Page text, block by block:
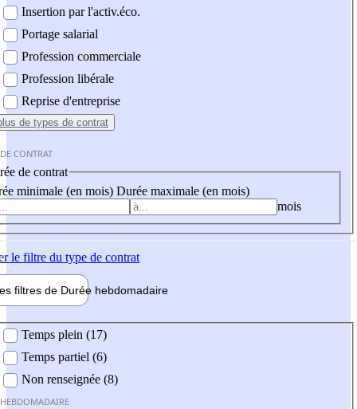
Insertion par l'activ.éco.
Portage salarial
Profession commerciale
Profession libérale
Reprise d'entreprise
de types de contrat
CONTRAT
de contrat
minimale (en mois) Durée maximale (en mois)
mois
le filtre du type de contrat
filtres de Durée hebdomadaire
Temps plein (17)
Temps partiel (6)
Non renseignée (8)